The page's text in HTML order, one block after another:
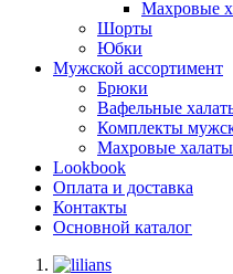
Махровые
Шорты
Юбки
Мужской ассортимент
Брюки
Вафельные
Комплекты
Махровые халаты
Lookbook
Оплата и доставка
Контакты
Основной каталог